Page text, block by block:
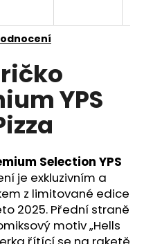
YPS
Selection YPS
je exkluzivním a
z limitované edice
2025. Přední straně
motiv „Hells